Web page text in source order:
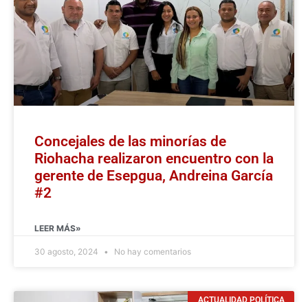
Concejales de las minorías de
Riohacha realizaron encuentro con la
gerente de Esepgua, Andreina García
#2
LEER MÁS»
30 agosto, 2024 No hay comentarios
ACTUALIDAD POLÍTICA